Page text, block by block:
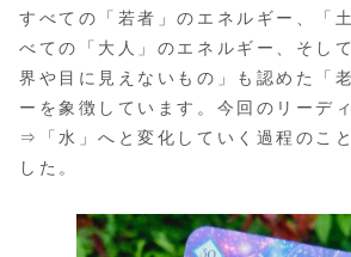
すべての「若者」のエネルギー、「
べての「大人」のエネルギー、そし
界や目に見えないもの」も認めた「
ーを象徴しています。今回のリーデ
⇒「水」へと変化していく過程のこ
した。